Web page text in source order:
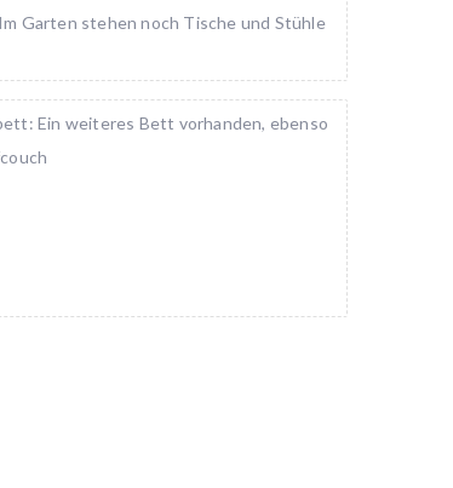
Garten stehen noch Tische und Stühle
Ein weiteres Bett vorhanden, ebenso